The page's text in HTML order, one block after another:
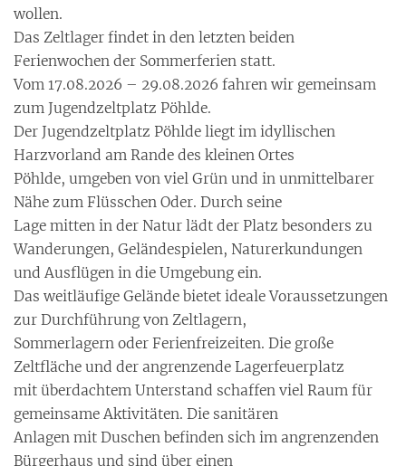
wollen.
Das Zeltlager findet in den letzten beiden
Ferienwochen der Sommerferien statt.
Vom 17.08.2026 – 29.08.2026 fahren wir gemeinsam
zum Jugendzeltplatz Pöhlde.
Der Jugendzeltplatz Pöhlde liegt im idyllischen
Harzvorland am Rande des kleinen Ortes
Pöhlde, umgeben von viel Grün und in unmittelbarer
Nähe zum Flüsschen Oder. Durch seine
Lage mitten in der Natur lädt der Platz besonders zu
Wanderungen, Geländespielen, Naturerkundungen
und Ausflügen in die Umgebung ein.
Das weitläufige Gelände bietet ideale Voraussetzungen
zur Durchführung von Zeltlagern,
Sommerlagern oder Ferienfreizeiten. Die große
Zeltfläche und der angrenzende Lagerfeuerplatz
mit überdachtem Unterstand schaffen viel Raum für
gemeinsame Aktivitäten. Die sanitären
Anlagen mit Duschen befinden sich im angrenzenden
Bürgerhaus und sind über einen